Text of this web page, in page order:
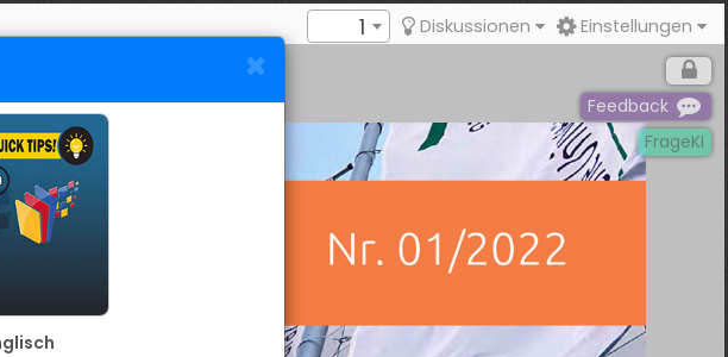
1 Diskussionen Einstellungen
Feedback
FrageKI